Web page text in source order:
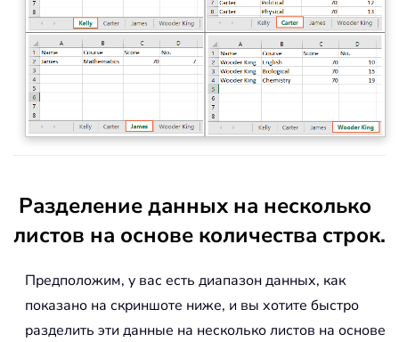
Разделение данных на несколько
листов на основе количества строк.
Предположим, у вас есть диапазон данных, как
показано на скриншоте ниже, и вы хотите быстро
разделить эти данные на несколько листов на основе